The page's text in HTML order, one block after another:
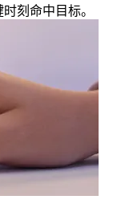
刻命中目标。